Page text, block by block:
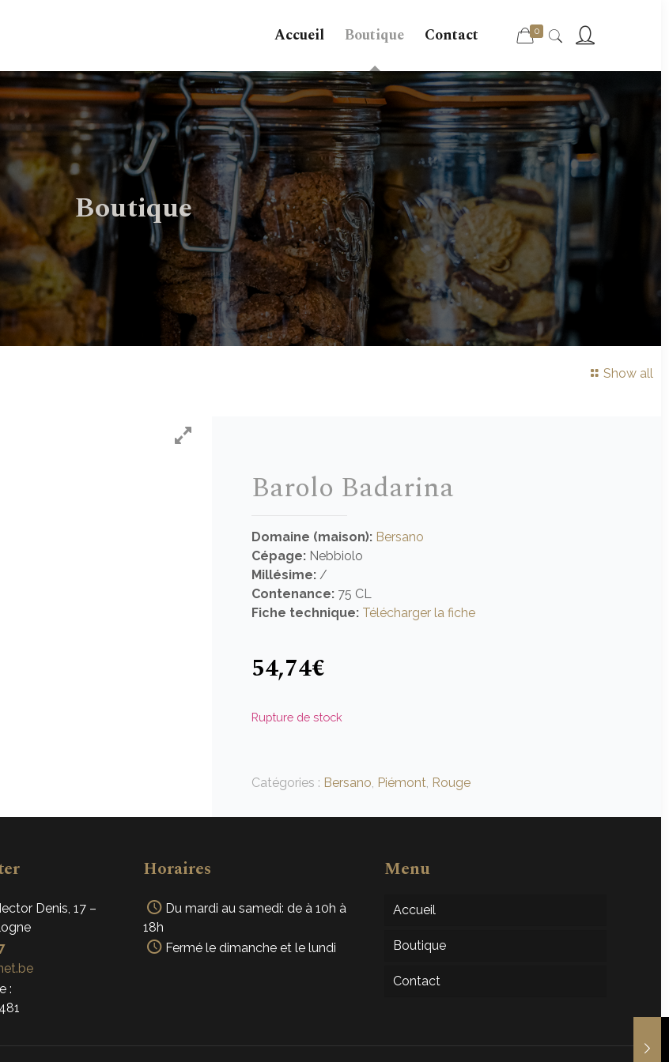
Accueil Boutique Contact 0
Boutique
Show all
Barolo Badarina
Domaine (maison): Bersano
Cépage: Nebbiolo
Millésime: /
Contenance: 75 CL
Fiche technique: Télécharger la fiche
54,74€
Rupture de stock
Catégories : Bersano, Piémont, Rouge
Denis, 17 –
:
Horaires
Du mardi au samedi: de à 10h à
18h
Fermé le dimanche et le lundi
Menu
Accueil
Boutique
Contact